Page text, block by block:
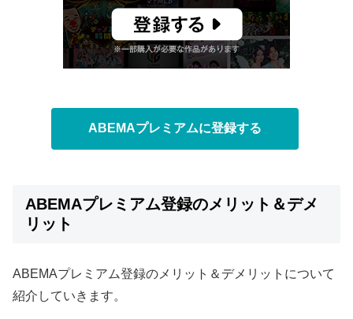
ABEMAプレミアムに登録する
ABEMAプレミアム登録のメリット＆デメ
リット
ABEMAプレミアム登録のメリット＆デメリットについて
紹介していきます。